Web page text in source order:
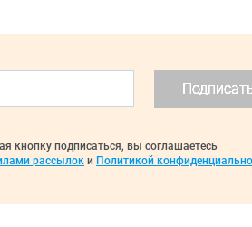
кнопку подписаться, вы соглашаетесь
рассылок и Политикой